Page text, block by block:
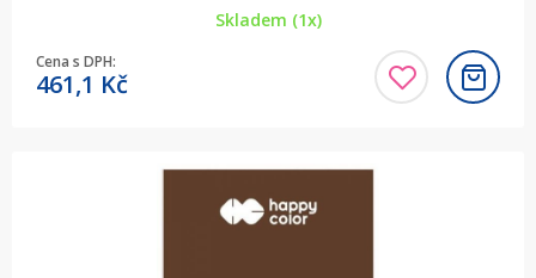
Skladem (1x)
Cena s DPH:
461,1 Kč